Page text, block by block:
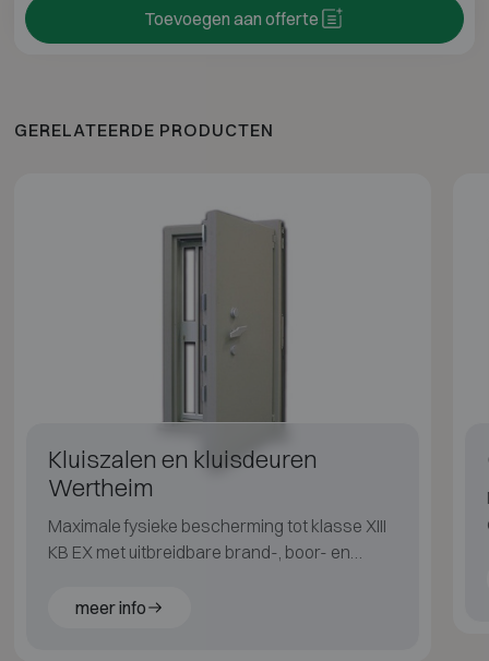
Toevoegen aan offerte
GERELATEERDE PRODUCTEN
Kluiszalen en kluisdeuren
Wertheim
Maximale fysieke bescherming tot klasse XIII
KB EX met uitbreidbare brand-, boor- en
meer info